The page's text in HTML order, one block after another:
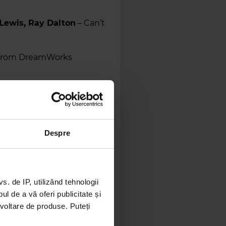
Despre
de IP, utilizând tehnologii
de a vă oferi publicitate și
de produse. Puteți
Ray Dalton – Can’t
DreamWorks
)